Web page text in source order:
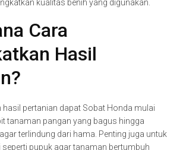
kualitas benih yang digunakan.
Cara
Hasil
hasil pertanian dapat Sobat Honda mulai
tanaman pangan yang bagus hingga
terlindung dari hama. Penting juga untuk
pupuk agar tanaman bertumbuh